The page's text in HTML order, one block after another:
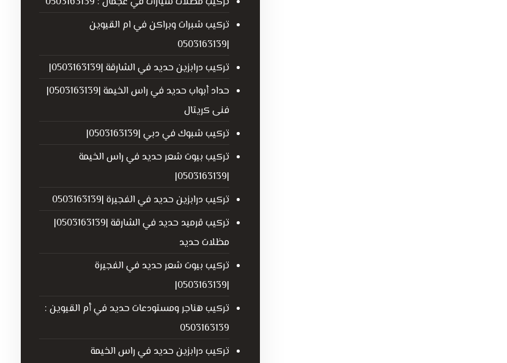
تركيب شبرات وبراكن في ام القيوين
|0503163139
تركيب درابزين حديد في الشارقة |0503163139|
حداد أبواب حديد في راس الخيمة |0503163139|
فنى كريتال
تركيب شبوك في دبي |0503163139|
تركيب بيوت شعر حديد في راس الخيمة
|0503163139|
تركيب درابزين حديد في الفجيرة |0503163139
تركيب قرميد حديد في الشارقة |0503163139|
مظلات حديد
تركيب بيوت شعر حديد في الفجيرة
|0503163139|
تركيب هناجر ومستودعات حديد في أم القيوين :
0503163139
تركيب درابزين حديد في راس الخيمة